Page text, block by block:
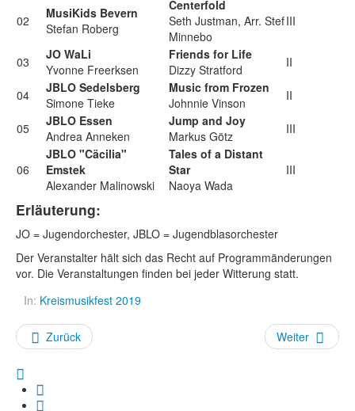
02
MusiKids Bevern
Stefan Roberg
Centerfold
Seth Justman, Arr. Stef
Minnebo
III
03
JO WaLi
Yvonne Freerksen
Friends for Life
Dizzy Stratford
II
04
JBLO Sedelsberg
Simone Tieke
Music from Frozen
Johnnie Vinson
II
05
JBLO Essen
Andrea Anneken
Jump and Joy
Markus Götz
III
06
JBLO "Cäcilia"
Emstek
Alexander Malinowski
Tales of a Distant
Star
Naoya Wada
III
Erläuterung:
JO = Jugendorchester, JBLO = Jugendblasorchester
Der Veranstalter hält sich das Recht auf Programmänderungen
vor. Die Veranstaltungen finden bei jeder Witterung statt.
In: Kreismusikfest 2019
Zurück Weiter